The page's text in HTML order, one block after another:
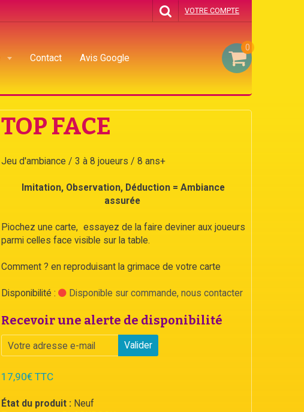
Contact Avis Google
0
VOTRE COMPTE
TOP FACE
Jeu d'ambiance / 3 à 8 joueurs / 8 ans+
Imitation, Observation, Déduction = Ambiance
assurée
Piochez une carte, essayez de la faire deviner aux joueurs
parmi celles face visible sur la table.
Comment ? en reproduisant la grimace de votre carte
Disponibilité : Disponible sur commande, nous contacter
Recevoir une alerte de disponibilité
Valider
17,90€ TTC
État du produit : Neuf